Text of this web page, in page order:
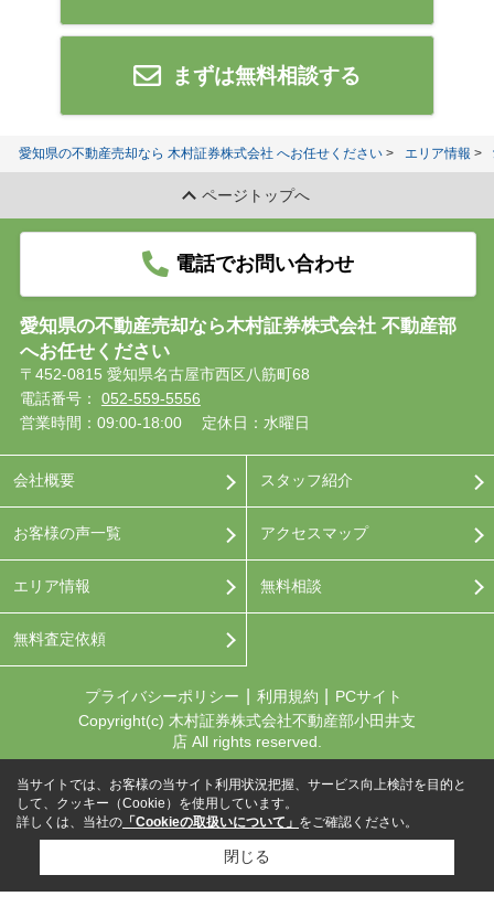
まずは無料相談する
愛知県の不動産売却なら 木村証券株式会社 へお任せください エリア情報
ページトップへ
電話でお問い合わせ
愛知県の不動産売却なら木村証券株式会社 不動産部
へお任せください
〒452-0815 愛知県名古屋市西区八筋町68
電話番号： 052-559-5556
営業時間：09:00-18:00
定休日：水曜日
会社概要
お客様の声一覧
エリア情報
無料査定依頼
スタッフ紹介
アクセスマップ
無料相談
プライバシーポリシー 利用規約
PCサイト
Copyright(c) 木村証券株式会社不動産部小田井支
店 All rights reserved.
当サイトでは、お客様の当サイト利用状況把握、サービス向上検討を目的と
して、クッキー（Cookie）を使用しています。
詳しくは、当社の 「Cookieの取扱いについて」 をご確認ください。
閉じる